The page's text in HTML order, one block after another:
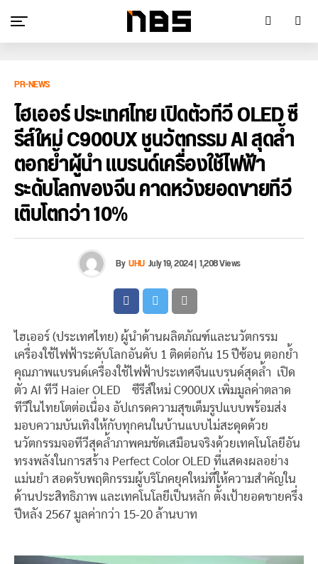
PR-NEWS
ไฮเออร์ ประเทศไทย เปิดตัวทีวี OLED ซี
รีส์ใหม่ C900UX ชูนวัตกรรม AI สุดล้ำ
ตอกย้ำผู้นำ แบรนด์เครื่องใช้ไฟฟ้า
ระดับโลกของจีน คาดหวังยอดขายทีวี
เติบโตกว่า 10%
ByUHU July 19, 2024|1,208 Views
ไฮเออร์ (ประเทศไทย) ผู้นำด้านผลิตภัณฑ์และนวัตกรรม
เครื่องใช้ไฟฟ้าระดับโลกอันดับ 1 ติดต่อกัน 15 ปีซ้อน ตอกย้ำ
คุณภาพแบรนด์เครื่องใช้ไฟฟ้าประเทศจีนแบรนด์สุดล้ำ เปิด
ตัว AI ทีวี Haier OLED ซีรีส์ใหม่ C900UX เพิ่มมูลค่าตลาด
ทีวีในไทยโตต่อเนื่อง อัปเกรดความสุขเต็มรูปแบบพร้อมส่ง
มอบความบันเทิงให้กับทุกคนในบ้านแบบไม่สะดุดด้วย
นวัตกรรมจอทีวีสุดล้ำภาพคมชัดเสมือนจริงด้วยเทคโนโลยีอัน
ทรงพลังในการสร้าง Perfect Color OLED ที่แสดงผลอย่าง
แม่นยำ สอดรับพฤติกรรมผู้บริโภคยุคใหม่ที่ให้ความสำคัญใน
ด้านประสิทธิภาพ และเทคโนโลยีเป็นหลัก ตั้งเป้ายอดขายครึ่ง
ปีหลัง 2567 มูลค่ากว่า 15-20 ล้านบาท